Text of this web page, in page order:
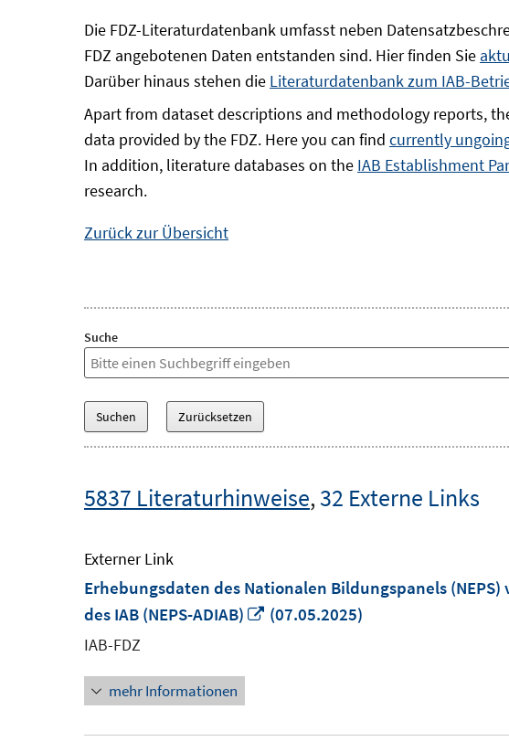
Die FDZ-Literaturdatenbank umfasst neben
FDZ angebotenen Daten entstanden sind. Hier finden Sie
Darüber hinaus stehen die Literaturdatenbank zum IAB-
Apart from dataset descriptions and methodology reports,
data provided by the FDZ. Here you can find currently
In addition, literature databases on the IAB Establishment
research.
Zurück zur Übersicht
Suche
5837 Literaturhinweise,32 Externe Links
Externer Link
Erhebungsdaten des Nationalen Bildungspanels
des IAB (NEPS-ADIAB)
In
(07.05.2025)
IAB-FDZ
mehr Informationen